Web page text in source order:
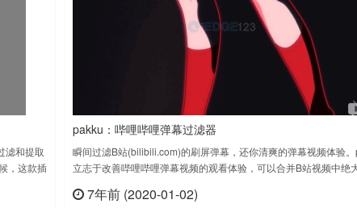
滤和提取
，这款插
to
pakku：哔哩哔哩弹幕过滤器
瞬间过滤B站(bilibili.com)的刷屏弹幕，还你清爽的弹幕视频体验
立志于改善哔哩哔哩弹幕视频的观看体验，可以合并B站视频中绝
实现的惊人效果。内容近似且时间差在一定时间以内的多个刷屏弹
7年前 (2020-01-02)